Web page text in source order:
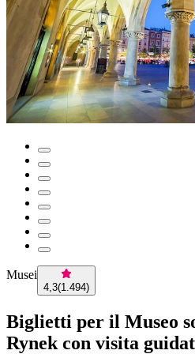
Musei
4,3(1.494)
Biglietti per il Museo
Rynek con visita